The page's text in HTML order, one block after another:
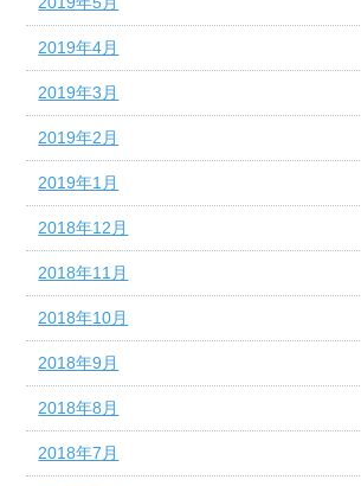
2019年4月
2019年3月
2019年2月
2019年1月
2018年12月
2018年11月
2018年10月
2018年9月
2018年8月
2018年7月